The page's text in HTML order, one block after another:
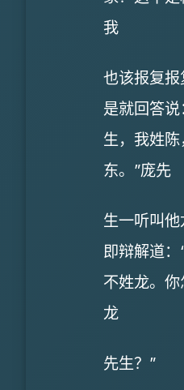
我
也该报复报
是就回答说
生，我姓
东。”庞先
生一听叫
即辩解道：
不姓龙。
龙
先生？”